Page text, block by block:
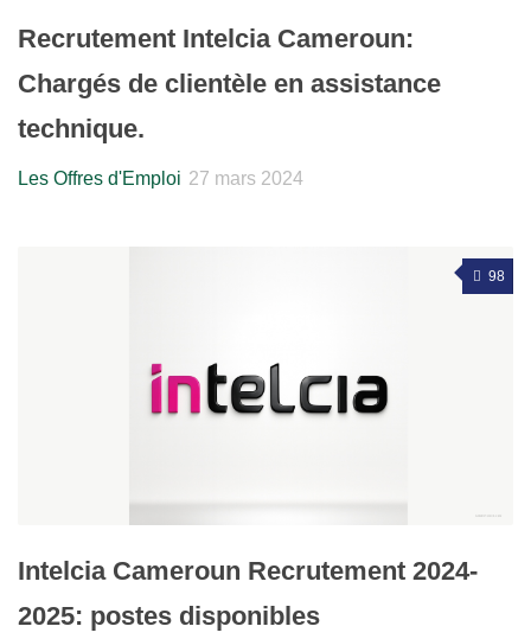
Recrutement Intelcia Cameroun:
Chargés de clientèle en assistance
technique.
Les Offres d'Emploi 27 mars 2024
98
Intelcia Cameroun Recrutement 2024-
2025: postes disponibles